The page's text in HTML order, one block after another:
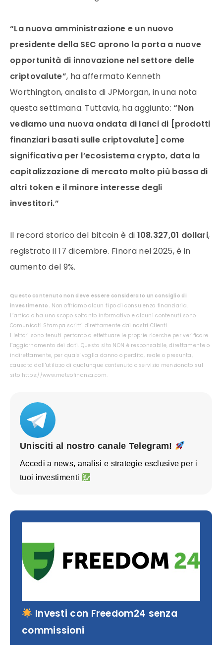
“La nuova amministrazione e un nuovo
presidente della SEC aprono la porta a nuove
opportunità di innovazione nel settore delle
criptovalute”, ha affermato Kenneth
Worthington, analista di JPMorgan, in una nota
questa settimana. Tuttavia, ha aggiunto:“Non
vediamo una nuova ondata di lanci di [prodotti
finanziari basati sulle criptovalute] come
significativa per l’ecosistema crypto, data la
capitalizzazione di mercato molto più bassa di
altri token e il minore interesse degli
investitori.”
Il record storico del bitcoin è di 108.327,01 dollari,
registrato il 17 dicembre. Finora nel 2025, è in
aumento del 9%.
Questo contenuto non deve essere considerato un consiglio di
investimento. Non offriamo alcun tipo di consulenza finanziaria.
L’articolo ha uno scopo soltanto informativo e alcuni contenuti sono
Comunicati Stampa scritti direttamente dai nostri Clienti.
I lettori sono tenuti pertanto a effettuare le proprie ricerche per verificare
l’aggiornamento dei dati. Questo sito NON è responsabile, direttamente o
indirettamente, per qualsivoglia danno o perdita, reale o presunta,
causata dall'utilizzo di qualunque contenuto o servizio menzionato sul
sito https://www.meteofinanza.com.
Unisciti al nostro canale Telegram!
Accedi a news, analisi e strategie esclusive per i
tuoi investimenti
Investi con Freedom24 senza
commissioni